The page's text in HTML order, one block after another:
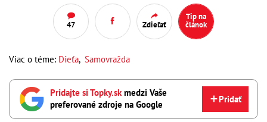
47 Zdieľať
Tip na
článok
Viac o téme: Dieťa, Samovražda
Pridajte si Topky.skmedzi Vaše
preferované zdroje na Google
Pridať